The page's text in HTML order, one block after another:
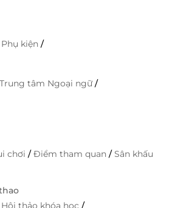
kiện /
Trung tâm Ngoại ngữ/
chơi /Điểm tham quan /Sân khấu
Hội thảo khóa học /